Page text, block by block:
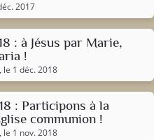
2017
: à Jésus par Marie,
!
, le 1 déc. 2018
: Participons à la
communion !
, le 1 nov. 2018